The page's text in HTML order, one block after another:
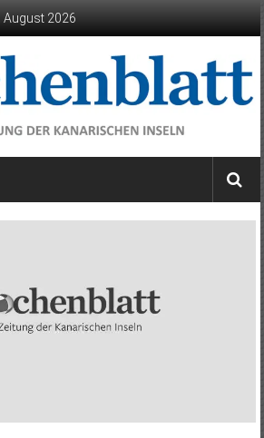
August 2026